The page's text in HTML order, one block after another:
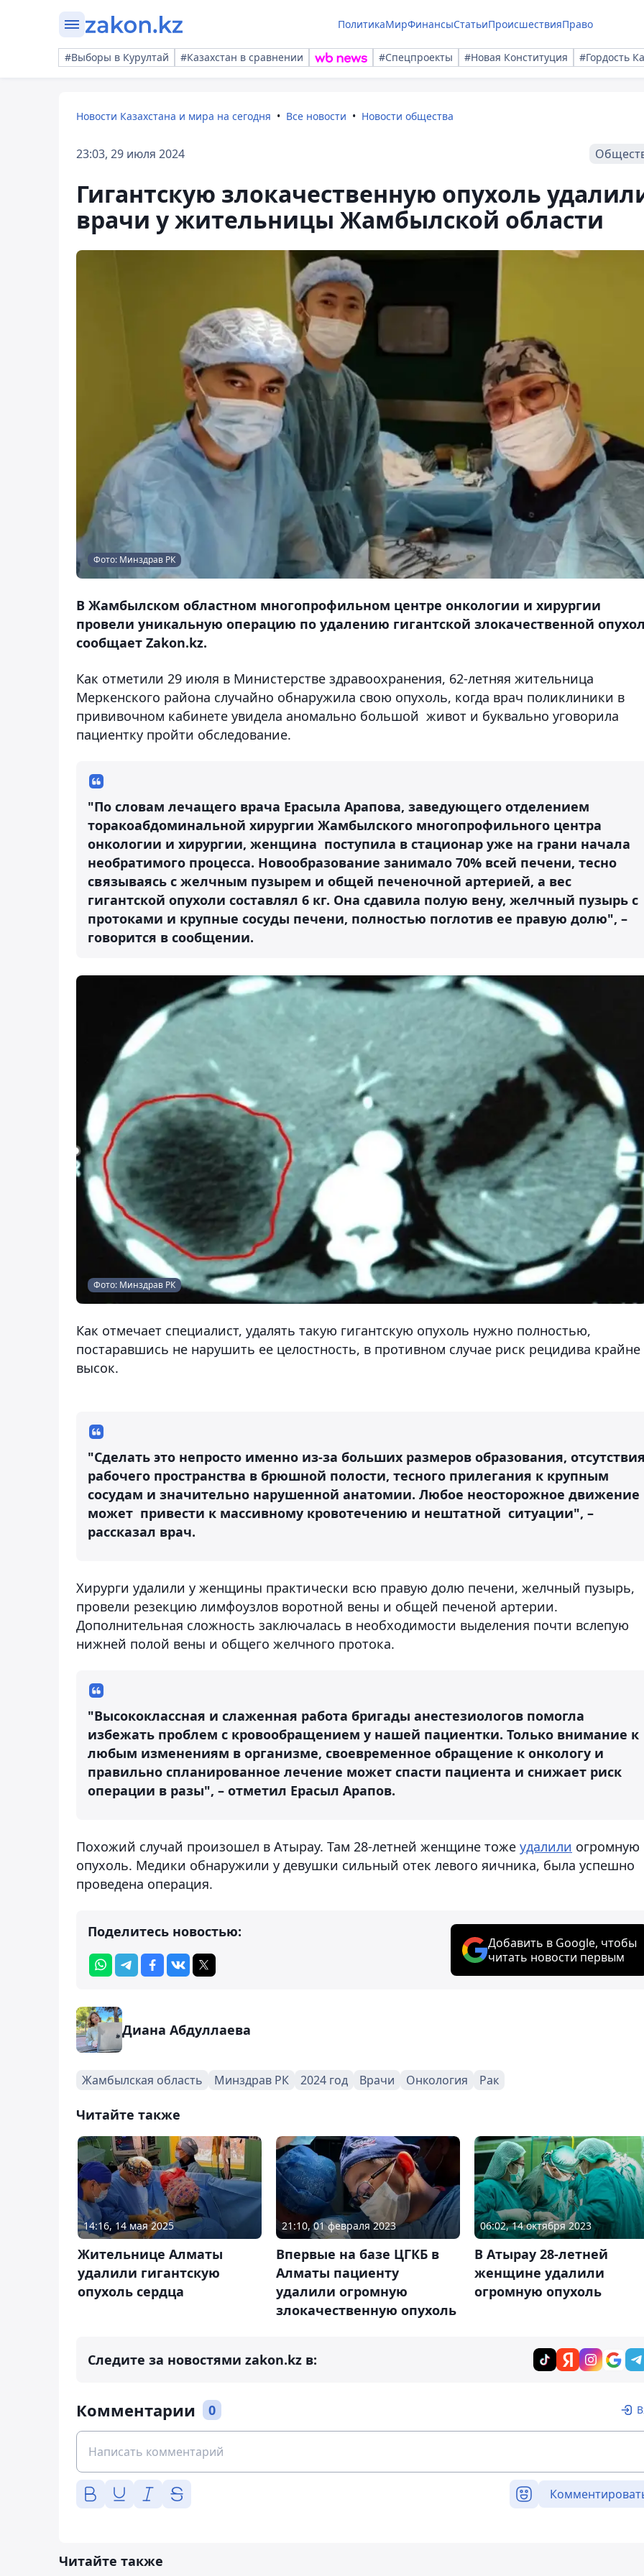
ПолитикаМирФинансыСтатьиПроисшествияПраво
#Выборы в Курултай #Казахстан в сравнении #Спецпроекты #Новая Конституция #Гордость
Новости Казахстана и мира на сегодня Все новости Новости общества
23:03, 29 июля 2024
Гигантскую злокачественную опухоль
врачи у жительницы Жамбылской области
Фото: Минздрав РК
В Жамбылском областном многопрофильном центре онкологии и хирургии
провели уникальную операцию по удалению гигантской злокачественной
сообщает Zakon.kz.
Как отметили 29 июля в Министерстве здравоохранения, 62-летняя жительница
Меркенского района случайно обнаружила свою опухоль, когда врач поликлиники в
прививочном кабинете увидела аномально большой живот и буквально уговорила
пациентку пройти обследование.
"По словам лечащего врача Ерасыла Арапова, заведующего отделением
торакоабдоминальной хирургии Жамбылского многопрофильного центра
онкологии и хирургии, женщина поступила в стационар уже на грани начала
необратимого процесса. Новообразование занимало 70% всей печени, тесно
связываясь с желчным пузырем и общей печеночной артерией, а вес
гигантской опухоли составлял 6 кг. Она сдавила полую вену, желчный пузырь с
протоками и крупные сосуды печени, полностью поглотив ее правую долю", –
говорится в сообщении.
Фото: Минздрав РК
Как отмечает специалист, удалять такую гигантскую опухоль нужно полностью,
постаравшись не нарушить ее целостность, в противном случае риск рецидива крайне
высок.
"Сделать это непросто именно из-за больших размеров образования,
рабочего пространства в брюшной полости, тесного прилегания к крупным
сосудам и значительно нарушенной анатомии. Любое неосторожное движение
может привести к массивному кровотечению и нештатной ситуации", –
рассказал врач.
Хирурги удалили у женщины практически всю правую долю печени, желчный пузырь,
провели резекцию лимфоузлов воротной вены и общей печеной артерии.
Дополнительная сложность заключалась в необходимости выделения почти вслепую
нижней полой вены и общего желчного протока.
"Высококлассная и слаженная работа бригады анестезиологов помогла
избежать проблем с кровообращением у нашей пациентки. Только внимание к
любым изменениям в организме, своевременное обращение к онкологу и
правильно спланированное лечение может спасти пациента и снижает риск
операции в разы", – отметил Ерасыл Арапов.
Похожий случай произошел в Атырау. Там 28-летней женщине тоже удалили огромную
опухоль. Медики обнаружили у девушки сильный отек левого яичника, была успешно
проведена операция.
Поделитесь новостью:
Добавить в Google, чтобы
читать новости первым
Диана Абдуллаева
Жамбылская область Минздрав РК 2024 год Врачи Онкология Рак
Читайте также
14:16, 14 мая 2025
Жительнице Алматы
удалили гигантскую
опухоль сердца
21:10, 01 февраля 2023
Впервые на базе ЦГКБ в
Алматы пациенту
удалили огромную
злокачественную опухоль
06:02, 14 октября 2023
В Атырау 28-летней
женщине удалили
огромную опухоль
Следите за новостями zakon.kz в:
Комментарии 0
Читайте также